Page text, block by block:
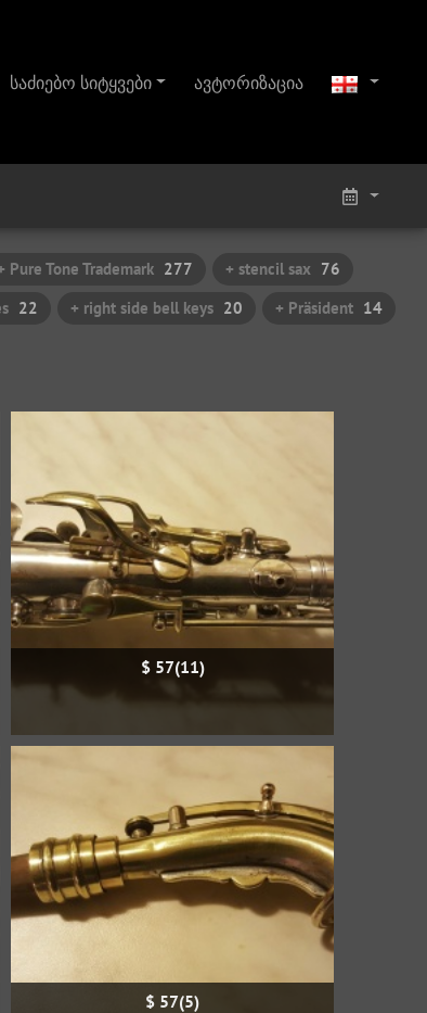
საძიებო სიტყვები ავტორიზაცია
Pure Tone Trademark 277 + stencil sax 76
22 + right side bell keys 20 + Präsident 14
$ 57(11)
$ 57(5)